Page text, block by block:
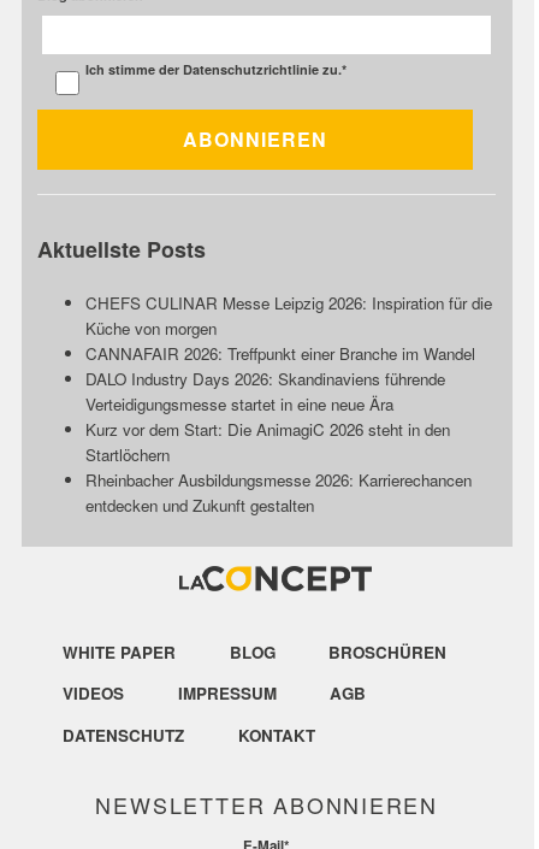
Ich stimme der Datenschutzrichtlinie zu.*
Aktuellste Posts
CHEFS CULINAR Messe Leipzig 2026: Inspiration für die
Küche von morgen
CANNAFAIR 2026: Treffpunkt einer Branche im Wandel
DALO Industry Days 2026: Skandinaviens führende
Verteidigungsmesse startet in eine neue Ära
Kurz vor dem Start: Die AnimagiC 2026 steht in den
Startlöchern
Rheinbacher Ausbildungsmesse 2026: Karrierechancen
entdecken und Zukunft gestalten
WHITE PAPER BLOG
BROSCHÜREN
VIDEOS
IMPRESSUM
AGB
DATENSCHUTZ
KONTAKT
NEWSLETTER ABONNIEREN